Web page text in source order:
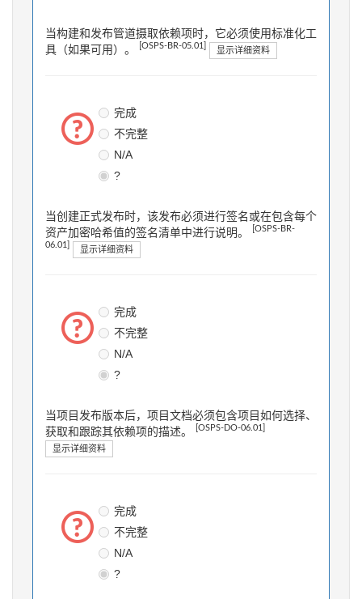
当构建和发布管道摄取依赖项时，它必须使用标准化工
具（如果可用）。
[OSPS-BR-05.01] 显示详细资料
完成
不完整
N/A
?
当创建正式发布时，该发布必须进行签名或在包含每个
资产加密哈希值的签名清单中进行说明。
[OSPS-BR-
06.01] 显示详细资料
完成
不完整
N/A
?
当项目发布版本后，项目文档必须包含项目如何选择、
获取和跟踪其依赖项的描述。
[OSPS-DO-06.01]
显示详细资料
完成
不完整
N/A
?